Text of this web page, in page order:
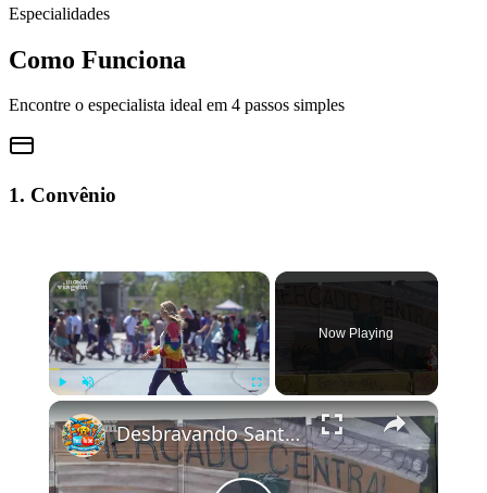
Especialidades
Como Funciona
Encontre o especialista ideal em 4 passos simples
1. Convênio
×
Now Playing
×
Desbravando Santiago: Mercado Central e a Charmosa Vinícola Santa Rita 🇨🇱✨